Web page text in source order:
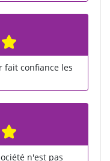
fait confiance les
n'est pas